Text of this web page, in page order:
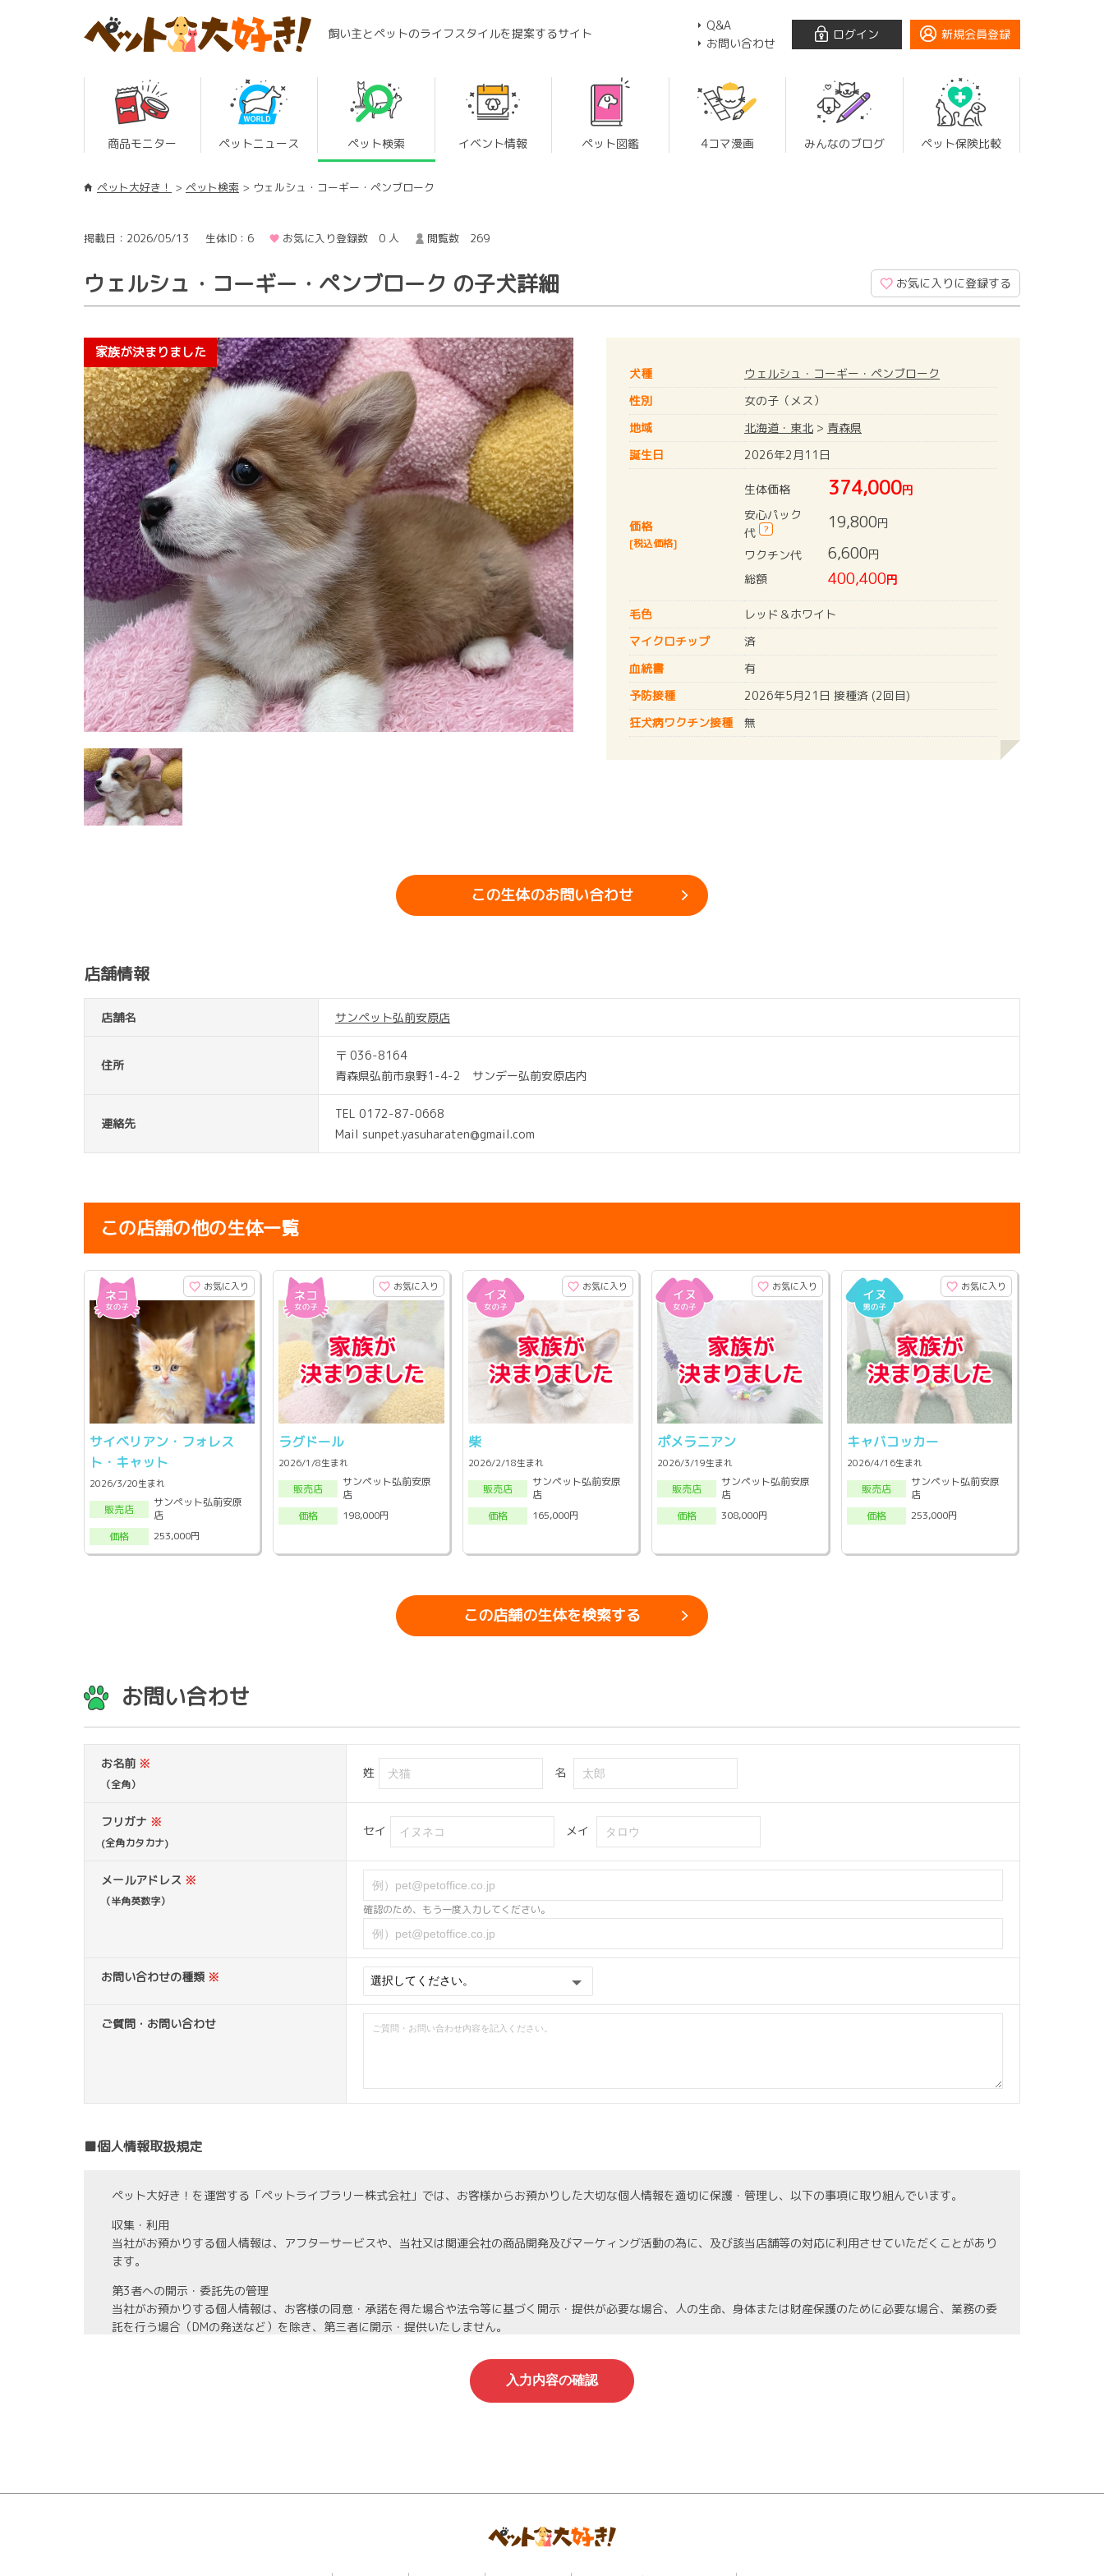
飼い主とペットのライフスタイルを提案するサイト
Q&A
お問い合わせ
ログイン 新規会員登録
商品モニター ペットニュース ペット検索 イベント情報 ペット図鑑 4コマ漫画 みんなのブログ ペット保険比較
ペット大好き！ ペット検索 ウェルシュ・コーギー・ペンブローク
掲載日：2026/05/13 生体ID：6 お気に入り登録数 0 人 閲覧数 269
ウェルシュ・コーギー・ペンブローク の子犬詳細 お気に入りに登録する
犬種
ウェルシュ・コーギー・ペンブローク
性別
女の子（メス）
地域
北海道・東北 > 青森県
誕生日
2026年2月11日
価格
[税込価格]
生体価格 374,000円
安心パック
代
? 19,800円
ワクチン代 6,600円
総額
400,400円
毛色
レッド＆ホワイト
マイクロチップ
済
血統書
有
予防接種
2026年5月21日 接種済 (2回目)
狂犬病ワクチン接種 無
この生体のお問い合わせ
店舗情報
店舗名 サンペット弘前安原店
住所
〒 036-8164
青森県弘前市泉野1-4-2 サンデー弘前安原店内
連絡先
TEL 0172-87-0668
Mail sunpet.yasuharaten@gmail.com
この店舗の他の生体一覧
お気に入り
サイベリアン・フォレス
ト・キャット
2026/3/20生まれ
販売店
サンペット弘前安原
店
価格
253,000円
お気に入り
ラグドール
2026/1/8生まれ
販売店
サンペット弘前安原
店
価格
198,000円
お気に入り
柴
2026/2/18生まれ
販売店
サンペット弘前安原
店
価格
165,000円
お気に入り
ポメラニアン
2026/3/19生まれ
販売店
サンペット弘前安原
店
価格
308,000円
お気に入り
キャバコッカー
2026/4/16生まれ
販売店
サンペット弘前安原
店
価格
253,000円
この店舗の生体を検索する
お問い合わせ
お名前 ※
（全角）
姓 名
フリガナ ※
(全角カタカナ)
セイ メイ
メールアドレス ※
（半角英数字）
確認のため、もう一度入力してください。
お問い合わせの種類 ※
ご質問・お問い合わせ
■個人情報取扱規定
ペット大好き！を運営する「ペットライブラリー株式会社」では、お客様からお預かりした大切な個人情報を適切に保護・管理し、以下の事項に取り組んでいます。
収集・利用
当社がお預かりする個人情報は、アフターサービスや、当社又は関連会社の商品開発及びマーケィング活動の為に、及び該当店舗等の対応に利用させていただくことがあり
ます。
第3者への開示・委託先の管理
当社がお預かりする個人情報は、お客様の同意・承諾を得た場合や法令等に基づく開示・提供が必要な場合、人の生命、身体または財産保護のために必要な場合、業務の委
託を行う場合（DMの発送など）を除き、第三者に開示・提供いたしません。
当社がお預かりする氏名、住所、電話番号等の個人情報は当社が責任を持って管理し、個人情報への不正アクセスや情報の紛失、破壊、漏洩等などの危険防止に努めます。